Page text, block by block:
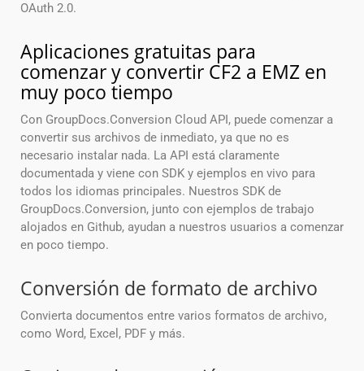
OAuth 2.0.
Aplicaciones gratuitas para
comenzar y convertir CF2 a EMZ en
muy poco tiempo
Con GroupDocs.Conversion Cloud API, puede comenzar a
convertir sus archivos de inmediato, ya que no es
necesario instalar nada. La API está claramente
documentada y viene con SDK y ejemplos en vivo para
todos los idiomas principales. Nuestros SDK de
GroupDocs.Conversion, junto con ejemplos de trabajo
alojados en Github, ayudan a nuestros usuarios a comenzar
en poco tiempo.
Conversión de formato de archivo
Convierta documentos entre varios formatos de archivo,
como Word, Excel, PDF y más.